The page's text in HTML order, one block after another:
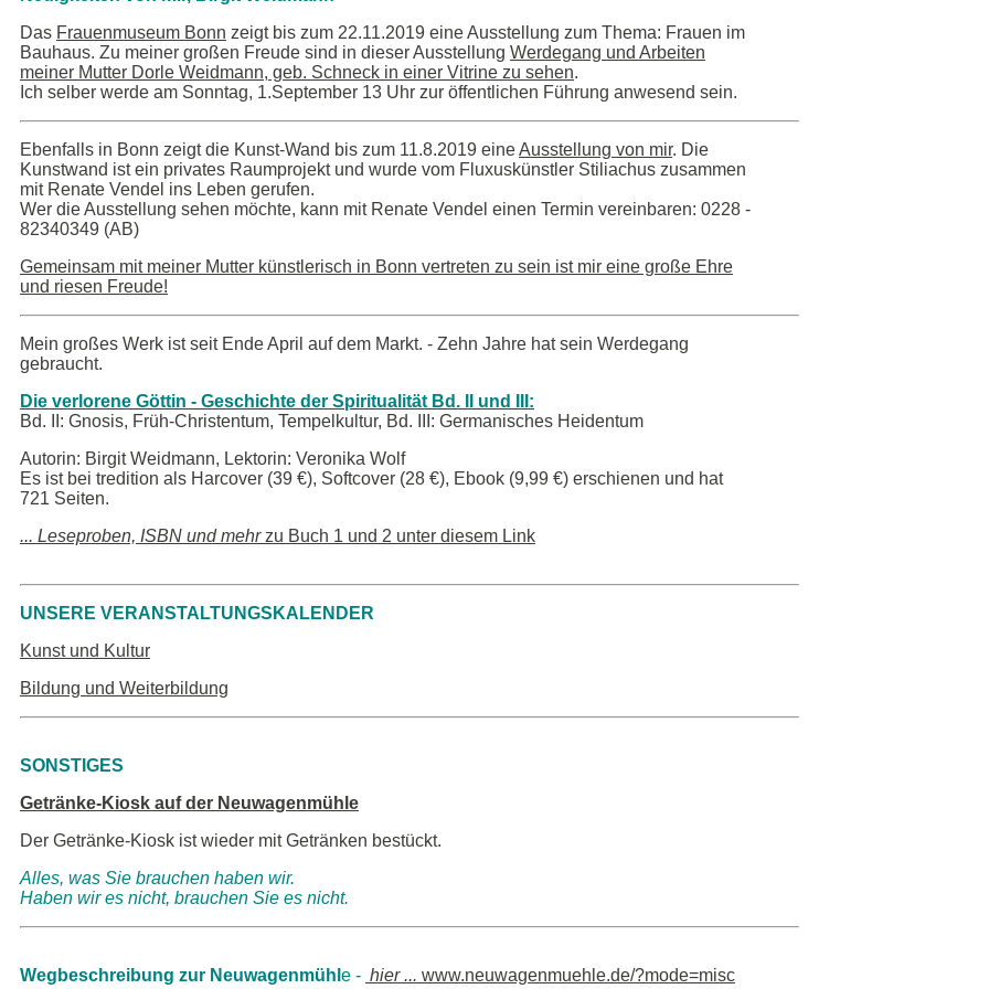
Das Frauenmuseum Bonn zeigt bis zum 22.11.2019 eine Ausstellung zum Thema: Frauen im
Bauhaus. Zu meiner großen Freude sind in dieser Ausstellung Werdegang und Arbeiten
meiner Mutter Dorle Weidmann, geb. Schneck in einer Vitrine zu sehen.
Ich selber werde am Sonntag, 1.September 13 Uhr zur öffentlichen Führung anwesend sein.
Ebenfalls in Bonn zeigt die Kunst-Wand bis zum 11.8.2019 eineAusstellung von mir. Die
Kunstwand ist ein privates Raumprojekt und wurde vom Fluxuskünstler Stiliachus zusammen
mit Renate Vendel ins Leben gerufen.
Wer die Ausstellung sehen möchte, kann mit Renate Vendel einen Termin vereinbaren: 0228 -
82340349 (AB)
Gemeinsam mit meiner Mutter künstlerisch in Bonn vertreten zu sein ist mir eine große Ehre
und riesen Freude!
Mein großes Werk ist seit Ende April auf dem Markt. - Zehn Jahre hat sein Werdegang
gebraucht.
Die verlorene Göttin - Geschichte der Spiritualität Bd. II und III:
Bd. II: Gnosis, Früh-Christentum, Tempelkultur, Bd. III: Germanisches Heidentum
Autorin: Birgit Weidmann, Lektorin: Veronika Wolf
Es ist bei tredition als Harcover (39 €), Softcover (28 €), Ebook (9,99 €) erschienen und hat
721 Seiten.
... Leseproben, ISBN und mehr zu Buch 1 und 2 unter diesem Link
UNSERE VERANSTALTUNGSKALENDER
Kunst und Kultur
Bildung und Weiterbildung
SONSTIGES
Getränke-Kiosk auf der Neuwagenmühle
Der Getränke-Kiosk ist wieder mit Getränken bestückt.
Alles, was Sie brauchen haben wir.
Haben wir es nicht, brauchen Sie es nicht.
Wegbeschreibung zur Neuwagenmühl e - hier ... www.neuwagenmuehle.de/?mode=misc